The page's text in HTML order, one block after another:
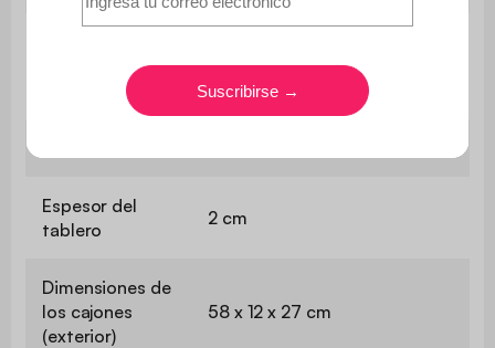
incluye un manual de
instrucciones
Espesor del
tablero
2 cm
Dimensiones de
los cajones
(exterior)
58 x 12 x 27 cm